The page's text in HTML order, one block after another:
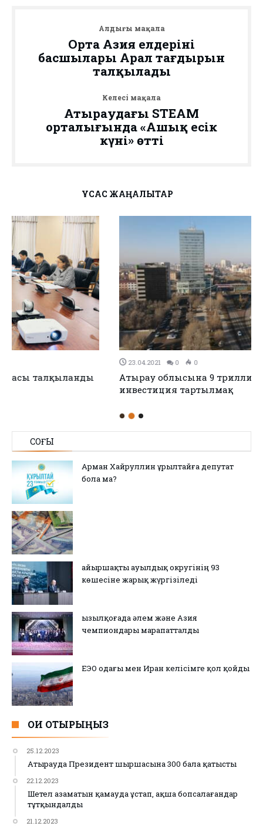
Алдыңғы мақала
Орта Азия елдерінің
басшылары Арал тағдырын
талқылады
Келесі мақала
Атыраудағы STEAM
орталығында «Ашық есік
күні» өтті
ҰҚСАС ЖАҢАЛЫҚТАР
Атырау облысына 9 триллион теңгеге жуық
инвестиция тартылмақ
СОҢҒЫ
Арман Хайруллин Құрылтайға депутат
бола ма?
Қайыршақты ауылдық округінің 93
көшесіне жарық жүргізіледі
Қызылқоғада әлем және Азия
чемпиондары марапатталды
ЕЭО одағы мен Иран келісімге қол қойды
ОҚИ ОТЫРЫҢЫЗ
25.12.2023
Атырауда Президент шыршасына 300 бала қатысты
22.12.2023
Шетел азаматын қамауда ұстап, ақша бопсалағандар
тұтқындалды
21.12.2023